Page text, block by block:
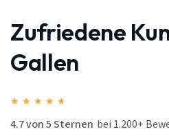
Zufriedene
Gallen
★ ★ ★ ★ ★
4.7 von 5 Sternen bei 1.200+